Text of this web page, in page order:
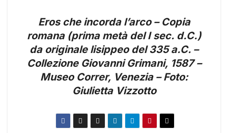
Eros che incorda l’arco – Copia
romana (prima metà del I sec. d.C.)
da originale lisippeo del 335 a.C. –
Collezione Giovanni Grimani, 1587 –
Museo Correr, Venezia – Foto:
Giulietta Vizzotto